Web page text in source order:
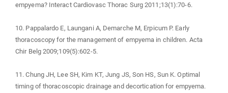
empyema? Interact Cardiovasc Thorac Surg 2011;13(1):70-6.
10. Pappalardo E, Laungani A, Demarche M, Erpicum P. Early
thoracoscopy for the management of empyema in children. Acta
Chir Belg 2009;109(5):602-5.
11. Chung JH, Lee SH, Kim KT, Jung JS, Son HS, Sun K. Optimal
timing of thoracoscopic drainage and decortication for empyema.